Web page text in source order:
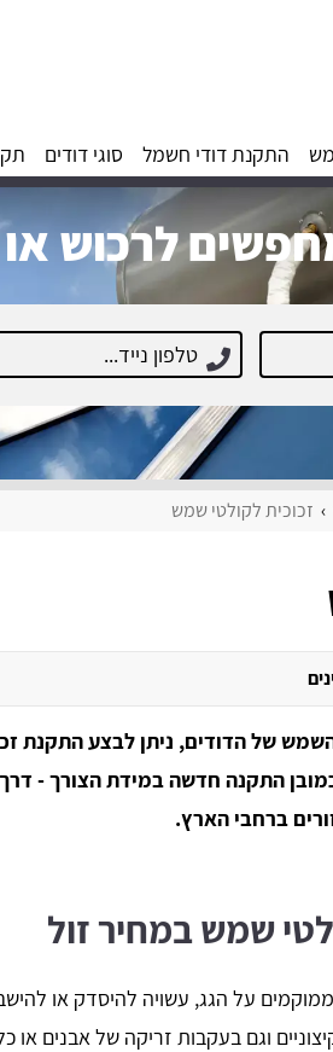
התקנת דודי חשמל סוגי דודים
לרכוש
זכוכית לקולטי שמש
השמש של הדודים, ניתן לבצע התקנת
התקנה חדשה במידת הצורך -
ברחבי הארץ.
שמש במחיר זול
על הגג, עשויה להיסדק או
וגם בעקבות זריקה של אבנים או